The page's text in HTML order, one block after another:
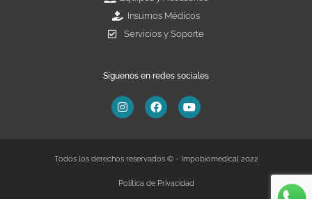
Insumos Médicos
Servicios y Soporte
Síguenos en redes sociales
Todos los derechos reservados © - Impobiomedical 2022
Política de Privacidad